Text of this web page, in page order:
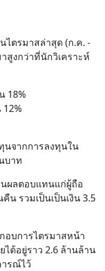
ไตรมาสล่าสุด (ก.ค. -
สูงกว่าที่นักวิเคราะห์
18%
นจากการลงทุนใน
บาท
ผลตอบแทนแก่ผู้ถือ
น รวมเป็นเป็นเงิน 3.5
บการไตรมาสหน้า
ด้อยู่ราว 2.6 ล้านล้าน
ารณ์ไว้